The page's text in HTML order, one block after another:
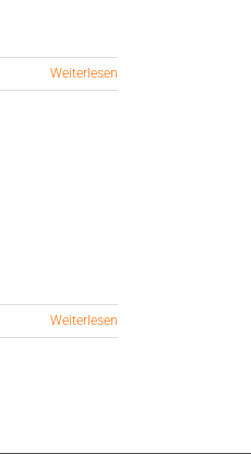
Weiterlesen
Weiterlesen